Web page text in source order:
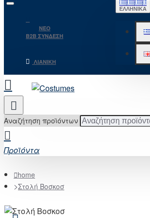
NEO
B2B ΣΥΝΔΕΣΗ
ΛΙΑΝΙΚΉ
ΕΛΛΗΝΙΚΆ
Αναζήτηση προϊόντων
Προϊόντα
home
Στολή Βοσκοσ